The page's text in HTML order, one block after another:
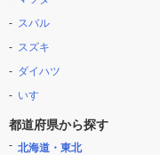
スバル
スズキ
ダイハツ
いすゞ
都道府県から探す
北海道・東北